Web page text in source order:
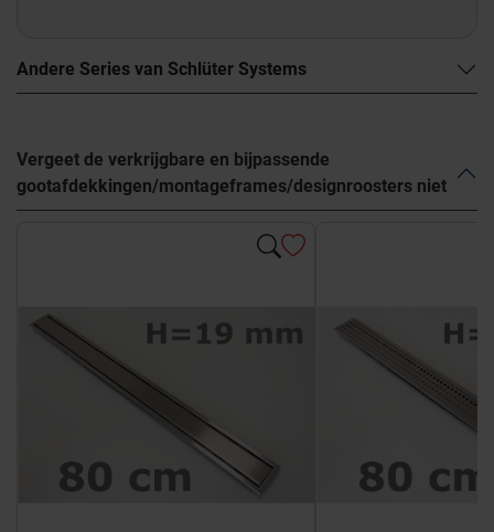
Andere Series van Schlüter Systems
Vergeet de verkrijgbare en bijpassende
gootafdekkingen/montageframes/designroosters niet